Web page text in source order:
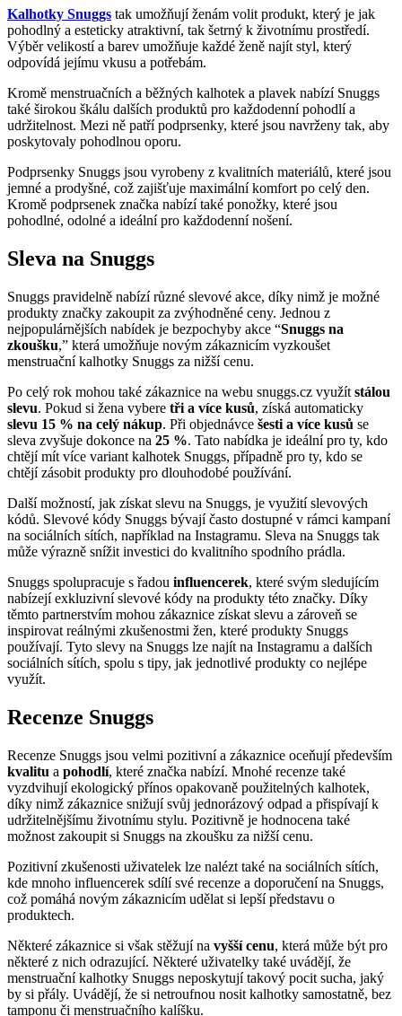
Kalhotky Snuggs tak umožňují ženám volit produkt, který je jak
pohodlný a esteticky atraktivní, tak šetrný k životnímu prostředí.
Výběr velikostí a barev umožňuje každé ženě najít styl, který
odpovídá jejímu vkusu a potřebám.
Kromě menstruačních a běžných kalhotek a plavek nabízí Snuggs
také širokou škálu dalších produktů pro každodenní pohodlí a
udržitelnost. Mezi ně patří podprsenky, které jsou navrženy tak, aby
poskytovaly pohodlnou oporu.
Podprsenky Snuggs jsou vyrobeny z kvalitních materiálů, které jsou
jemné a prodyšné, což zajišťuje maximální komfort po celý den.
Kromě podprsenek značka nabízí také ponožky, které jsou
pohodlné, odolné a ideální pro každodenní nošení.
Sleva na Snuggs
Snuggs pravidelně nabízí různé slevové akce, díky nimž je možné
produkty značky zakoupit za zvýhodněné ceny. Jednou z
nejpopulárnějších nabídek je bezpochyby akce “Snuggs na
zkoušku,” která umožňuje novým zákaznicím vyzkoušet
menstruační kalhotky Snuggs za nižší cenu.
Po celý rok mohou také zákaznice na webu snuggs.cz využít stálou
slevu. Pokud si žena vybere tři a více kusů, získá automaticky
slevu 15 % na celý nákup. Při objednávce šesti a více kusů se
sleva zvyšuje dokonce na 25 %. Tato nabídka je ideální pro ty, kdo
chtějí mít více variant kalhotek Snuggs, případně pro ty, kdo se
chtějí zásobit produkty pro dlouhodobé používání.
Další možností, jak získat slevu na Snuggs, je využití slevových
kódů. Slevové kódy Snuggs bývají často dostupné v rámci kampaní
na sociálních sítích, například na Instagramu. Sleva na Snuggs tak
může výrazně snížit investici do kvalitního spodního prádla.
Snuggs spolupracuje s řadou influencerek, které svým sledujícím
nabízejí exkluzivní slevové kódy na produkty této značky. Díky
těmto partnerstvím mohou zákaznice získat slevu a zároveň se
inspirovat reálnými zkušenostmi žen, které produkty Snuggs
používají. Tyto slevy na Snuggs lze najít na Instagramu a dalších
sociálních sítích, spolu s tipy, jak jednotlivé produkty co nejlépe
využít.
Recenze Snuggs
Recenze Snuggs jsou velmi pozitivní a zákaznice oceňují především
kvalitu a pohodlí, které značka nabízí. Mnohé recenze také
vyzdvihují ekologický přínos opakovaně použitelných kalhotek,
díky nimž zákaznice snižují svůj jednorázový odpad a přispívají k
udržitelnějšímu životnímu stylu. Pozitivně je hodnocena také
možnost zakoupit si Snuggs na zkoušku za nižší cenu.
Pozitivní zkušenosti uživatelek lze nalézt také na sociálních sítích,
kde mnoho influencerek sdílí své recenze a doporučení na Snuggs,
což pomáhá novým zákaznicím udělat si lepší představu o
produktech.
Některé zákaznice si však stěžují na vyšší cenu, která může být pro
některé z nich odrazující. Některé uživatelky také uvádějí, že
menstruační kalhotky Snuggs neposkytují takový pocit sucha, jaký
by si přály. Uvádějí, že si netroufnou nosit kalhotky samostatně, bez
tamponu či menstruačního kalíšku.